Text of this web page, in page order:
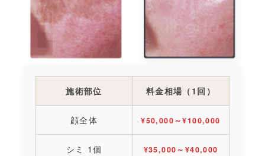
施術部位 料金相場（1回）
顔全体 ¥50,000～¥100,000
シミ 1個 ¥35,000～¥40,000